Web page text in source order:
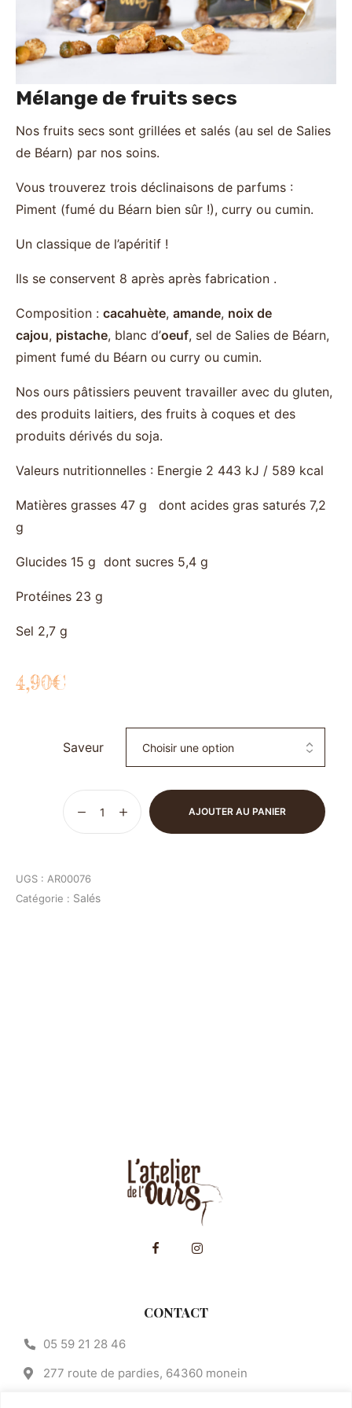
Mélange de fruits secs
Nos fruits secs sont grillées et salés (au sel de Salies
de Béarn) par nos soins.
Vous trouverez trois déclinaisons de parfums :
Piment (fumé du Béarn bien sûr !), curry ou cumin.
Un classique de l’apéritif !
Ils se conservent 8 après après fabrication .
Composition : cacahuète, amande, noix de
cajou, pistache, blanc d’oeuf, sel de Salies de Béarn,
piment fumé du Béarn ou curry ou cumin.
Nos ours pâtissiers peuvent travailler avec du gluten,
des produits laitiers, des fruits à coques et des
produits dérivés du soja.
Valeurs nutritionnelles : Energie 2 443 kJ / 589 kcal
Matières grasses 47 g dont acides gras saturés 7,2
g
Glucides 15 g dont sucres 5,4 g
Protéines 23 g
Sel 2,7 g
4,90€
Saveur
AJOUTER AU PANIER
UGS : AR00076
Catégorie : Salés
CONTACT
05 59 21 28 46
277 route de pardies, 64360 monein